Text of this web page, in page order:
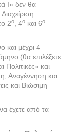
Ι» δεν θα
2ο , 4ο και 6ο
και μέχρι 4
(θα επιλέξετε
και
Αναγέννηση και
και Βιώσιμη
έχετε από τα